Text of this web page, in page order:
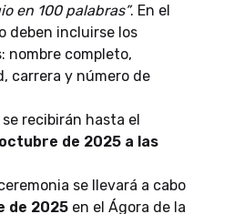
en 100 palabras”. En el
deben incluirse los
nombre completo,
carrera y número de
se recibirán hasta el
de 2025 a las
se llevará a cabo
de 2025 en el Ágora de la